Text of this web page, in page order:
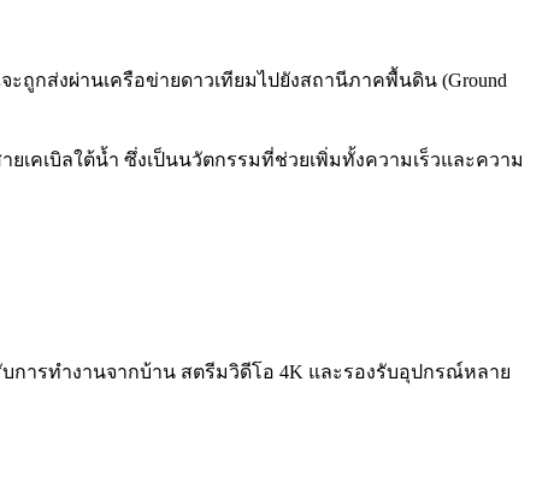
กส่งผ่านเครือข่ายดาวเทียมไปยังสถานีภาคพื้นดิน (Ground
ยเคเบิลใต้น้ำ ซึ่งเป็นนวัตกรรมที่ช่วยเพิ่มทั้งความเร็วและความ
บการทำงานจากบ้าน สตรีมวิดีโอ 4K และรองรับอุปกรณ์หลาย